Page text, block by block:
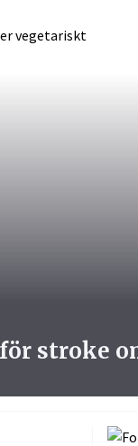
stroke